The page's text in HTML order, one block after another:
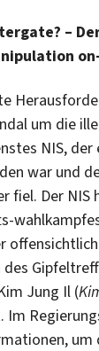
–
um die
NIS,
war und
fiel. Der NIS
des
Jung Il (
Im